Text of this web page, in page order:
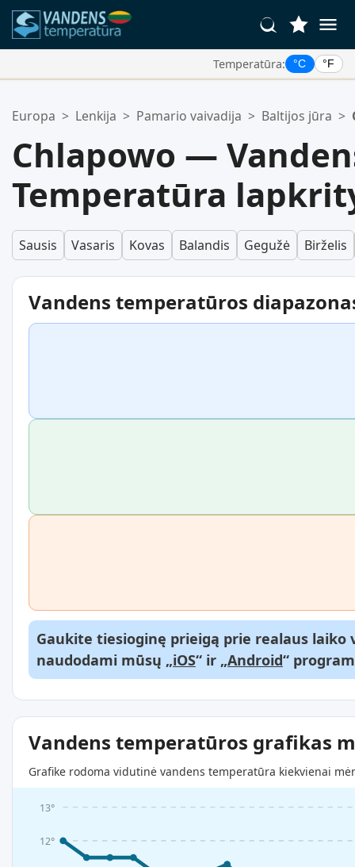
Temperatūra: °C °F
Jūsų mėgstamiausių sąrašas yra tuščias.
Europa > Lenkija > Pamario vaivadija > Baltijos jūra >
Chlapowo —
Temperatūra
Sausis Vasaris Kovas Balandis Gegužė Birželis
Vandens temperatūros
Gaukite tiesioginę prieigą prie realaus
naudodami mūsų „iOS“ ir „Android“
Vandens temperatūros grafikas
Grafike rodoma vidutinė vandens temperatūra kiekvienai
12°
13°